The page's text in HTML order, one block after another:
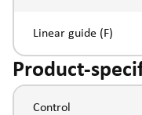
Linear guide (F)
Product-
Control